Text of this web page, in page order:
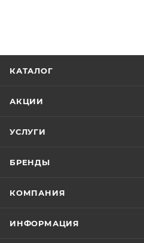
КАТАЛОГ
АКЦИИ
УСЛУГИ
БРЕНДЫ
КОМПАНИЯ
ИНФОРМАЦИЯ